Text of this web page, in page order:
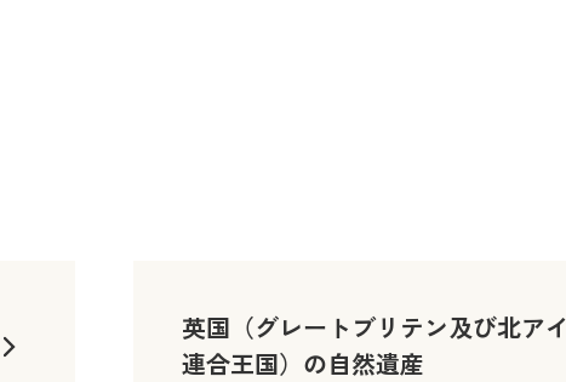
英国（グレートブリテン及び北ア
連合王国）の自然遺産